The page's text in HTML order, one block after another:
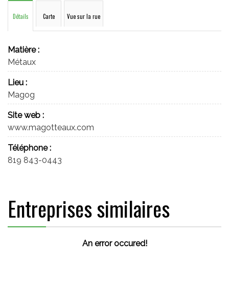
Détails Carte Vue sur la rue
Matière :
Métaux
Lieu :
Magog
Site web :
www.magotteaux.com
Téléphone :
819 843-0443
Entreprises similaires
An error occured!